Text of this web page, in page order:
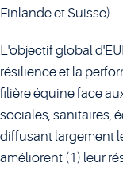
Finlande et Suisse).
L'objectif global
résilience et la
filière équine face
sociales, sanitaires,
diffusant largement
améliorent (1) leur